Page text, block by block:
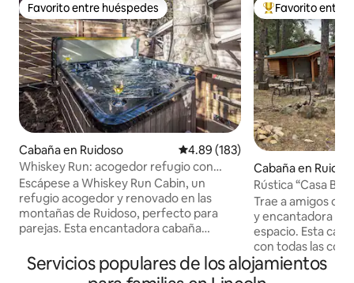
Favorito entre huéspedes
Favorito entre huéspedes
Cabaña en Ruidoso Calificación promedio: 4.89 de
4.89 (183)
Whiskey Run: acogedor refugio con
jacuzzi + a pocos pasos de la ciudad
Escápese a Whiskey Run Cabin, un
refugio acogedor y renovado en las
montañas de Ruidoso, perfecto para
parejas. Esta encantadora cabaña
comodidad moderna en una ubicación
privilegiada a poca distancia a pie de
De los mejores
Favorito entre
Cabaña en
Rústica “Casa
Trae a amigos o
y encantadora
espacio. Esta
con todas las
necesitarás
Bonita» es
Servicios populares de los alojamientos